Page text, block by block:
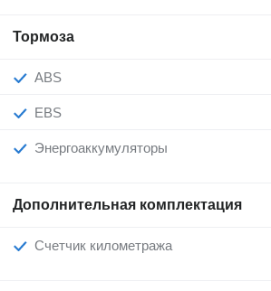
Тормоза
ABS
EBS
Энергоаккумуляторы
Дополнительная комплектация
Счетчик километража